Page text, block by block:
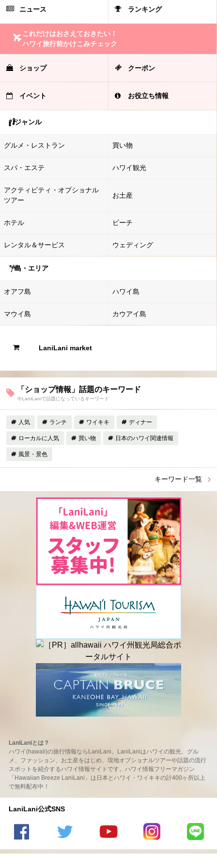
ニュース ランキング
これだけはおさえておきたい！
ハワイ旅行前かけこみチェック
ショップ クーポン
イベント お役立ち情報
ジャンル
グルメ・レストラン 買い物
スパ・エステ ハワイ観光
アクティビティ・オプショナル
ツアー
お土産
ホテル ビーチ
レンタル＆サービス ウェディング
島・エリア
オアフ島 ハワイ島
マウイ島 カウアイ島
LaniLani market
「ショップ情報」話題のキーワード
今LaniLaniで話題になっているキーワード
人気 ランチ ワイキキ ディナー
ローカルに人気 買い物 日本のハワイ関連情報
風景・景色
キーワード一覧
LaniLaniとは？
ハワイ(hawaii)の旅行情報ならLaniLani。LaniLaniはハワイの観光、グル
メ、ファッション、お土産をはじめ、現地オプショナルツアーや話題の流行
スポットを紹介するハワイ情報サイトです。ハワイ情報フリーマガジン
「Hawaiian Breeze LaniLani」は日本とハワイ・ワイキキの計400ヶ所以上
で無料配布中！
LaniLani公式SNS
LaniLani
LaniLani